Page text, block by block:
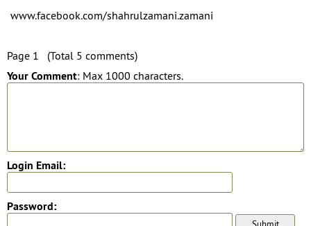
www.facebook.com/shahrulzamani.zamani
Page 1 (Total 5 comments)
Your Comment: Max 1000 characters.
Login Email:
Password: